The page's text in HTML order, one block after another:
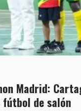
Madrid:
de salón